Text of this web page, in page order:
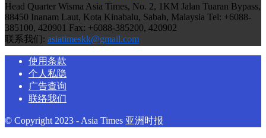
Head Quarter Wisma Asia Times, No. 2, 1KM Jalan Tuaran Bypass,
88450 Inanam Laut, Kota Kinabalu, Sabah, Malaysia Tel: +6088-
385100, 420901 Fax: +6088-385200, 420902
联系我们: asiatimeskk@gmail.com
使用条款
个人私隐
广告查询
联络我们
© Copyright 2023 - Asia Times 亚洲时报